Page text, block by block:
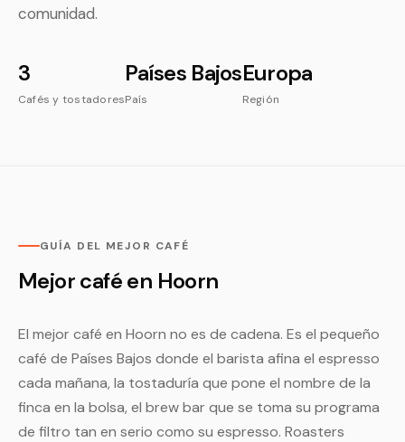
comunidad.
3
Cafés y tostadores
Países Bajos
País
Europa
Región
GUÍA DEL MEJOR CAFÉ
Mejor café en Hoorn
El mejor café en Hoorn no es de cadena. Es el pequeño
café de Países Bajos donde el barista afina el espresso
cada mañana, la tostaduría que pone el nombre de la
finca en la bolsa, el brew bar que se toma su programa
de filtro tan en serio como su espresso. Roasters